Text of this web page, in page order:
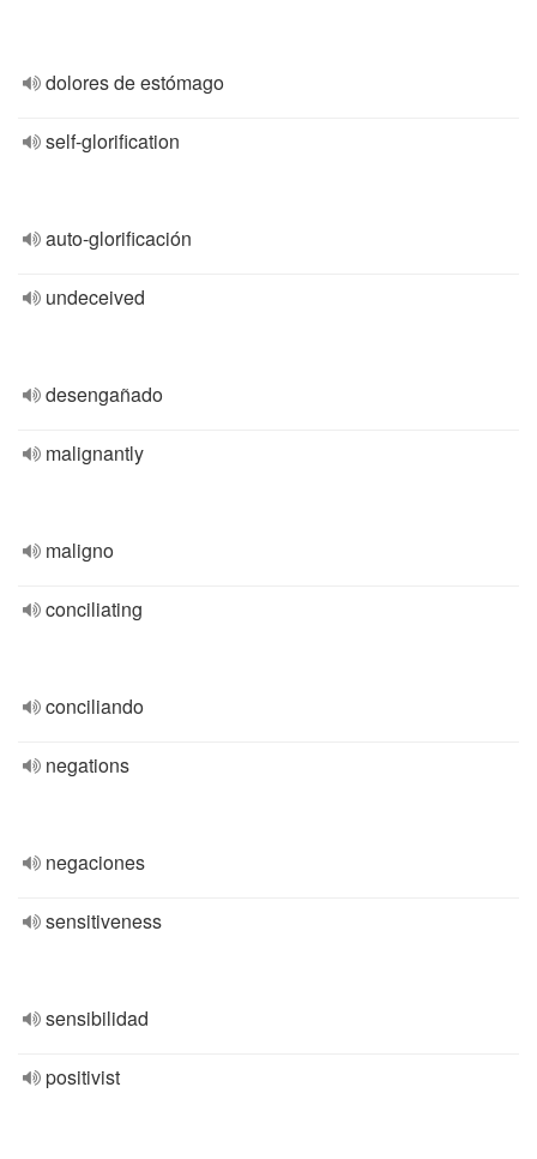
dolores de estómago
self-glorification
auto-glorificación
undeceived
desengañado
malignantly
maligno
conciliating
conciliando
negations
negaciones
sensitiveness
sensibilidad
positivist